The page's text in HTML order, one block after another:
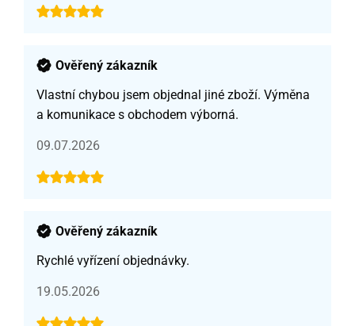
Ověřený zákazník
Vlastní chybou jsem objednal jiné zboží. Výměna
a komunikace s obchodem výborná.
09.07.2026
Ověřený zákazník
Rychlé vyřízení objednávky.
19.05.2026